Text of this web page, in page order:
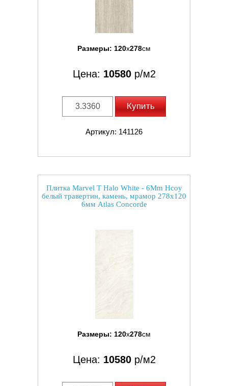
Размеры: 120x278см
Цена: 10580р/м2
Купить
Артикул: 141126
Плитка Marvel T Halo White - 6Mm Hcoy
белый травертин, камень, мрамор 278x120
6мм Atlas Concorde
Размеры: 120x278см
Цена: 10580р/м2